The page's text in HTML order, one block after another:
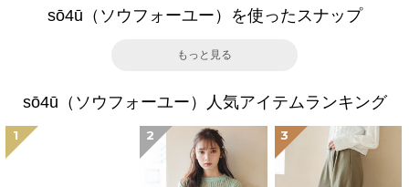
sō4ū（ソウフォーユー）を使ったスナップ
もっと見る
sō4ū（ソウフォーユー）人気アイテムランキング
1 2 3